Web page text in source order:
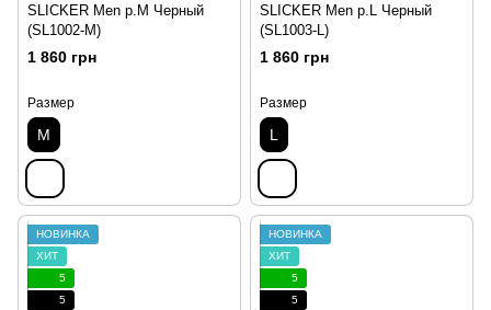
SLICKER Men p.M Черный
(SL1002-M)
1 860 грн
Размер
M
SLICKER Men p.L Черный
(SL1003-L)
1 860 грн
Размер
L
НОВИНКА
ХИТ
5
5
НОВИНКА
ХИТ
5
5